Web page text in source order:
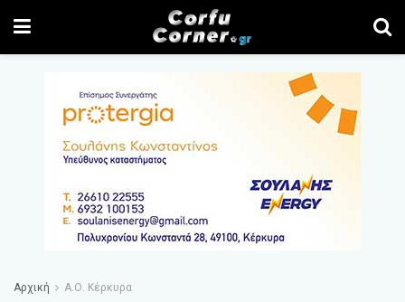
Αρχική Α.Ο. Κέρκυρα